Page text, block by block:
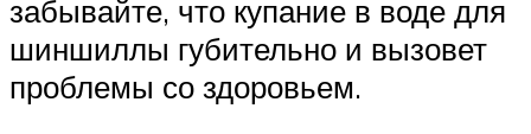
забывайте, что купание в воде для
шиншиллы губительно и вызовет
проблемы со здоровьем.